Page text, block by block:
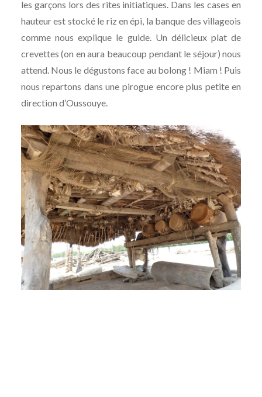
les garçons lors des rites initiatiques. Dans les cases en
hauteur est stocké le riz en épi, la banque des villageois
comme nous explique le guide. Un délicieux plat de
crevettes (on en aura beaucoup pendant le séjour) nous
attend. Nous le dégustons face au bolong ! Miam ! Puis
nous repartons dans une pirogue encore plus petite en
direction d’Oussouye.